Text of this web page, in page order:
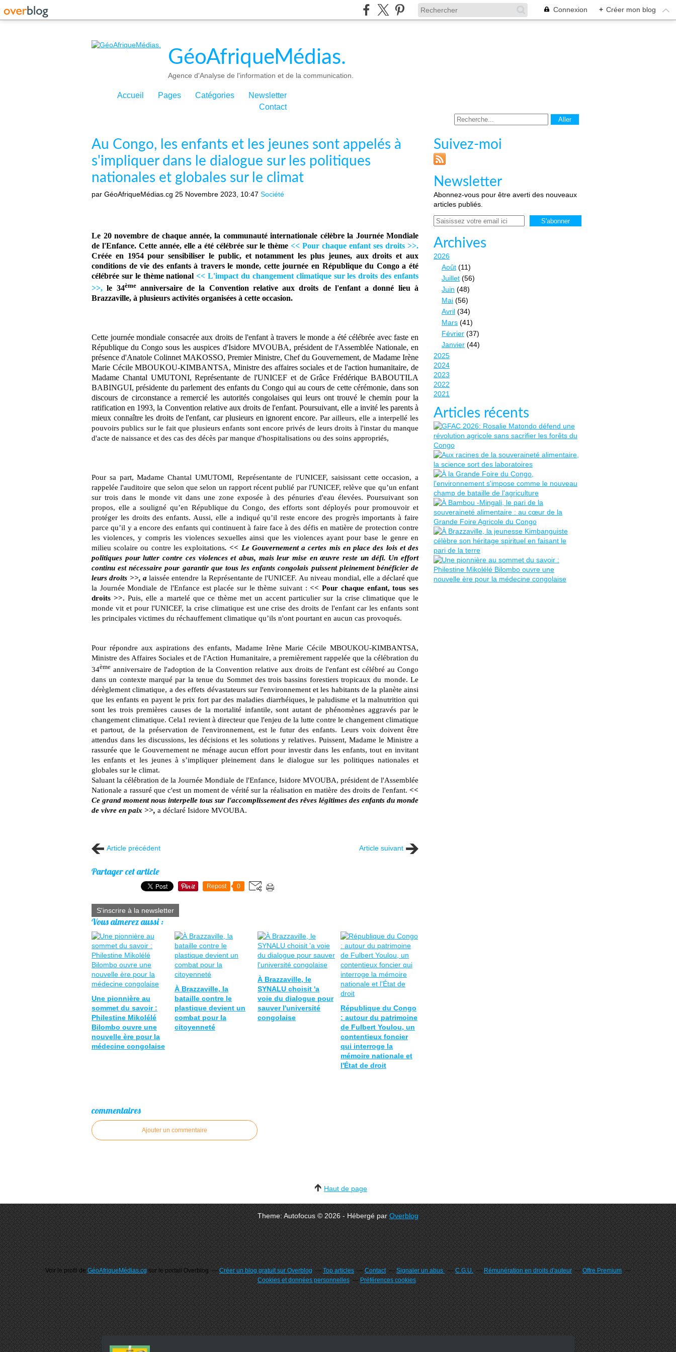
Connexion + Créer mon blog
GéoAfriqueMédias.
Agence d'Analyse de l'information et de la communication.
Accueil Pages Catégories
Newsletter
Contact
Au Congo, les enfants et les jeunes sont appelés à
s'impliquer dans le dialogue sur les politiques
nationales et globales sur le climat
par GéoAfriqueMédias.cg 25 Novembre 2023, 10:47 Société
Le 20 novembre de chaque année, la communauté internationale célèbre la Journée Mondiale
de l'Enfance. Cette année, elle a été célébrée sur le thème<< Pour chaque enfant ses droits >>.
Créée en 1954 pour sensibiliser le public, et notamment les plus jeunes, aux droits et aux
conditions de vie des enfants à travers le monde, cette journée en République du Congo a été
célébrée sur le thème national<< L'impact du changement climatique sur les droits des enfants
>>,le 34èmeanniversaire de la Convention relative aux droits de l'enfant a donné lieu à
Brazzaville, à plusieurs activités organisées à cette occasion.
Cette journée mondiale consacrée aux droits de l'enfant à travers le monde a été célébrée avec faste en
République du Congo sous les auspices d'Isidore MVOUBA, président de l'Assemblée Nationale, en
présence d'Anatole Colinnet MAKOSSO, Premier Ministre, Chef du Gouvernement, de Madame Irène
Marie Cécile MBOUKOU-KIMBANTSA, Ministre des affaires sociales et de l'action humanitaire, de
Madame Chantal UMUTONI, Représentante de l'UNICEF et de Grâce Frédérique BABOUTILA
BABINGUI, présidente du parlement des enfants du Congo qui au cours de cette cérémonie, dans son
discours de circonstance a remercié les autorités congolaises qui leurs ont trouvé le chemin pour la
ratification en 1993, la Convention relative aux droits de l'enfant. Poursuivant, elle a invité les parents à
mieux connaître les droits de l'enfant, car plusieurs en ignorent encore. Par ailleurs, elle a interpellé les
pouvoirs publics sur le fait que plusieurs enfants sont encore privés de leurs droits à l'instar du manque
d'acte de naissance et des cas des décès par manque d'hospitalisations ou des soins appropriés,
Pour sa part, Madame Chantal UMUTOMI, Représentante de l'UNICEF, saisissant cette occasion, a
rappelée l'auditoire que selon que selon un rapport récent publié par l'UNICEF, relève que qu’un enfant
sur trois dans le monde vit dans une zone exposée à des pénuries d'eau élevées. Poursuivant son
propos, elle a souligné qu’en République du Congo, des efforts sont déployés pour promouvoir et
protéger les droits des enfants. Aussi, elle a indiqué qu’il reste encore des progrès importants à faire
parce qu’il y a encore des enfants qui continuent à faire face à des défis en matière de protection contre
les violences, y compris les violences sexuelles ainsi que les violences ayant pour base le genre en
milieu scolaire ou contre les exploitations. << Le Gouvernement a certes mis en place des lois et des
politiques pour lutter contre ces violences et abus, mais leur mise en œuvre reste un défi. Un effort
continu est nécessaire pour garantir que tous les enfants congolais puissent pleinement bénéficier de
leurs droits >>, a laissée entendre la Représentante de l'UNICEF. Au niveau mondial, elle a déclaré que
la Journée Mondiale de l'Enfance est placée sur le thème suivant :<< Pour chaque enfant, tous ses
droits >>. Puis, elle a martelé que ce thème met un accent particulier sur la crise climatique que le
monde vit et pour l'UNICEF, la crise climatique est une crise des droits de l'enfant car les enfants sont
les principales victimes du réchauffement climatique qu’ils n'ont pourtant en aucun cas provoqués.
Pour répondre aux aspirations des enfants, Madame Irène Marie Cécile MBOUKOU-KIMBANTSA,
Ministre des Affaires Sociales et de l'Action Humanitaire, a premièrement rappelée que la célébration du
34ème anniversaire de l'adoption de la Convention relative aux droits de l'enfant est célébré au Congo
dans un contexte marqué par la tenue du Sommet des trois bassins forestiers tropicaux du monde. Le
dérèglement climatique, a des effets dévastateurs sur l'environnement et les habitants de la planète ainsi
que les enfants en payent le prix fort par des maladies diarrhéiques, le paludisme et la malnutrition qui
sont les trois premières causes de la mortalité infantile, sont autant de phénomènes aggravés par le
changement climatique. Cela1 revient à directeur que l'enjeu de la lutte contre le changement climatique
et partout, de la préservation de l'environnement, est le futur des enfants. Leurs voix doivent être
attendus dans les discussions, les décisions et les solutions y relatives. Puissent, Madame le Ministre a
rassurée que le Gouvernement ne ménage aucun effort pour investir dans les enfants, tout en invitant
les enfants et les jeunes à s’impliquer pleinement dans le dialogue sur les politiques nationales et
globales sur le climat.
Saluant la célébration de la Journée Mondiale de l'Enfance, Isidore MVOUBA, président de l'Assemblée
Nationale a rassuré que c'est un moment de vérité sur la réalisation en matière des droits de l'enfant. <<
Ce grand moment nous interpelle tous sur l'accomplissement des rêves légitimes des enfants du monde
de vivre en paix >>, a déclaré Isidore MVOUBA.
Article précédent Article suivant
Partager cet article
Repost 0
S'inscrire à la newsletter
Vous aimerez aussi :
Une pionnière au
sommet du savoir :
Philestine Mikolélé
Bilombo ouvre une
nouvelle ère pour la
médecine congolaise
À Brazzaville, la
bataille contre le
plastique devient un
combat pour la
citoyenneté
À Brazzaville, le
SYNALU choisit 'a
voie du dialogue pour
sauver l'université
congolaise
République du Congo
: autour du patrimoine
de Fulbert Youlou, un
contentieux foncier
qui interroge la
mémoire nationale et
l'État de droit
commentaires
Ajouter un commentaire
Suivez-moi
Newsletter
Abonnez-vous pour être averti des nouveaux
articles publiés.
Email
Archives
2026
Août (11)
Juillet (56)
Juin (48)
Mai (56)
Avril (34)
Mars (41)
Février (37)
Janvier (44)
2025
2024
2023
2022
2021
Articles récents
Haut de page
Theme: Autofocus © 2026 - Hébergé parOverblog
Voir le profil deGéoAfriqueMédias.cgsur le portail Overblog Créer un blog gratuit sur Overblog Top articles Contact Signaler un abus C.G.U. Rémunération en droits d'auteur
Offre Premium
Cookies et données personnelles
Préférences cookies